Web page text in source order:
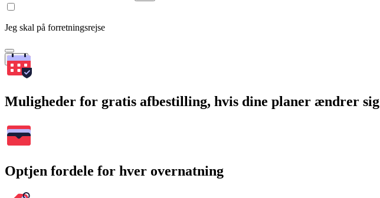
Jeg skal på forretningsrejse
Søg
Muligheder for gratis afbestilling, hvis dine planer ændrer sig
Optjen fordele for hver overnatning